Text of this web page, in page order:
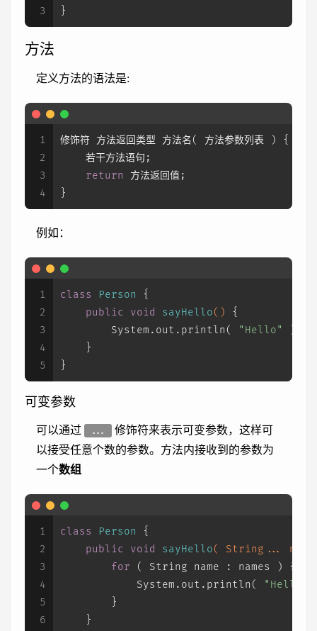
3
}
方法
定义方法的语法是:
1
2
3
4
修饰符 方法返回类型 方法名( 方法参数列表 ) {
    若干方法语句;
return
方法返回值;
}
例如：
1
2
3
4
5
class Person
{
public
void sayHello()
{
        System.out.println(
"Hello"
);
    }
}
可变参数
可以通过 ...
修饰符来表示可变参数，这样可
以接受任意个数的参数。方法内接收到的参数为
一个数组
1
2
3
4
5
6
class Person
{
public
void sayHello( String...
for ( String name : names ) {
            System.out.println(
"Hello "
        }
    }